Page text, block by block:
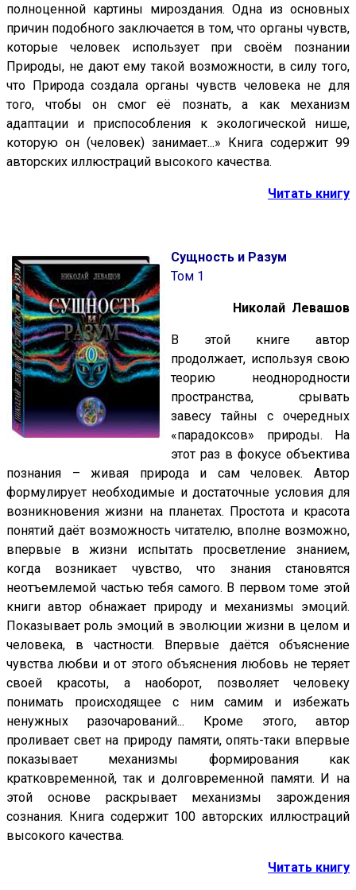
полноценной картины мироздания. Одна из основных
причин подобного заключается в том, что органы чувств,
которые человек использует при своём познании
Природы, не дают ему такой возможности, в силу того,
что Природа создала органы чувств человека не для
того, чтобы он смог её познать, а как механизм
адаптации и приспособления к экологической нише,
которую он (человек) занимает...» Книга содержит 99
авторских иллюстраций высокого качества.
Читать книгу
Сущность и Разум
Том 1
Николай Левашов
В этой книге автор
продолжает, используя свою
теорию неоднородности
пространства, срывать
завесу тайны с очередных
«парадоксов» природы. На
этот раз в фокусе объектива
познания – живая природа и сам человек. Автор
формулирует необходимые и достаточные условия для
возникновения жизни на планетах. Простота и красота
понятий даёт возможность читателю, вполне возможно,
впервые в жизни испытать просветление знанием,
когда возникает чувство, что знания становятся
неотъемлемой частью тебя самого. В первом томе этой
книги автор обнажает природу и механизмы эмоций.
Показывает роль эмоций в эволюции жизни в целом и
человека, в частности. Впервые даётся объяснение
чувства любви и от этого объяснения любовь не теряет
своей красоты, а наоборот, позволяет человеку
понимать происходящее с ним самим и избежать
ненужных разочарований... Кроме этого, автор
проливает свет на природу памяти, опять-таки впервые
показывает механизмы формирования как
кратковременной, так и долговременной памяти. И на
этой основе раскрывает механизмы зарождения
сознания. Книга содержит 100 авторских иллюстраций
высокого качества.
Читать книгу